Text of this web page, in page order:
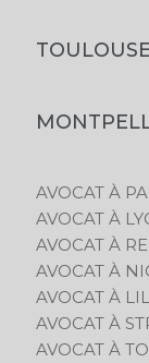
TOULOUSE
AVOCAT À
AVOCAT À
AVOCAT À
AVOCAT À
AVOCAT À
AVOCAT À
AVOCAT À